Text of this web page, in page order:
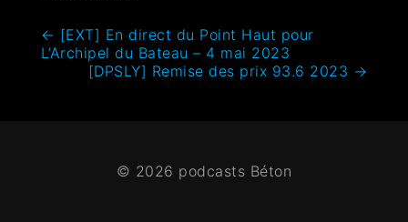
← [EXT] En direct du Point Haut pour
L’Archipel du Bateau – 4 mai 2023
[DPSLY] Remise des prix 93.6 2023 →
© 2026 podcasts Béton